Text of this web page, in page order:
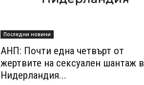
Последни новини
АНП: Почти една четвърт от
жертвите на сексуален шантаж в
Нидерландия...